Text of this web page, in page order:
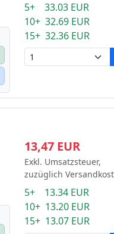
5+ 33.03 EUR
10+ 32.69 EUR
15+ 32.36 EUR
13,47 EUR
Exkl. Umsatzsteuer,
zuzüglich
5+ 13.34 EUR
10+ 13.20 EUR
15+ 13.07 EUR